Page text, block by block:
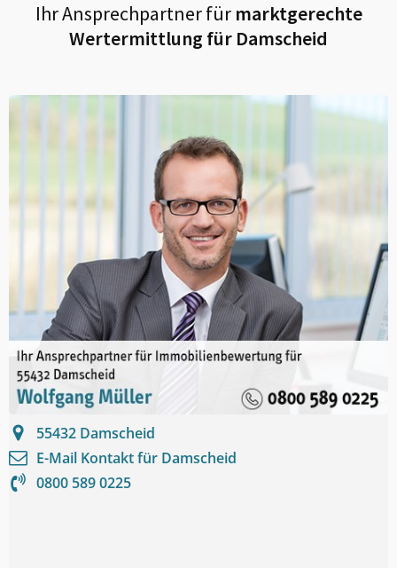
Ihr Ansprechpartner fürmarktgerechte
Wertermittlung für Damscheid
55432 Damscheid
E-Mail Kontakt für Damscheid
0800 589 0225